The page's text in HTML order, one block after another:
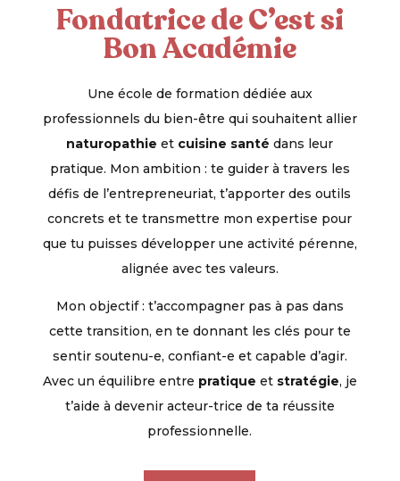
Fondatrice de C’est si
Bon Académie
Une école de formation dédiée aux
professionnels du bien-être qui souhaitent allier
naturopathie et cuisine santé dans leur
pratique. Mon ambition : te guider à travers les
défis de l’entrepreneuriat, t’apporter des outils
concrets et te transmettre mon expertise pour
que tu puisses développer une activité pérenne,
alignée avec tes valeurs.
Mon objectif : t’accompagner pas à pas dans
cette transition, en te donnant les clés pour te
sentir soutenu-e, confiant-e et capable d’agir.
Avec un équilibre entre pratique et stratégie, je
t’aide à devenir acteur-trice de ta réussite
professionnelle.